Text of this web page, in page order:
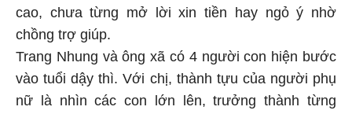
cao, chưa từng mở lời xin tiền hay ngỏ ý nhờ
chồng trợ giúp.
Trang Nhung và ông xã có 4 người con hiện bước
vào tuổi dậy thì. Với chị, thành tựu của người phụ
nữ là nhìn các con lớn lên, trưởng thành từng